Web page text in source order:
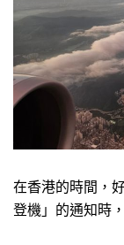
在香港的時間，
登機」的通知時